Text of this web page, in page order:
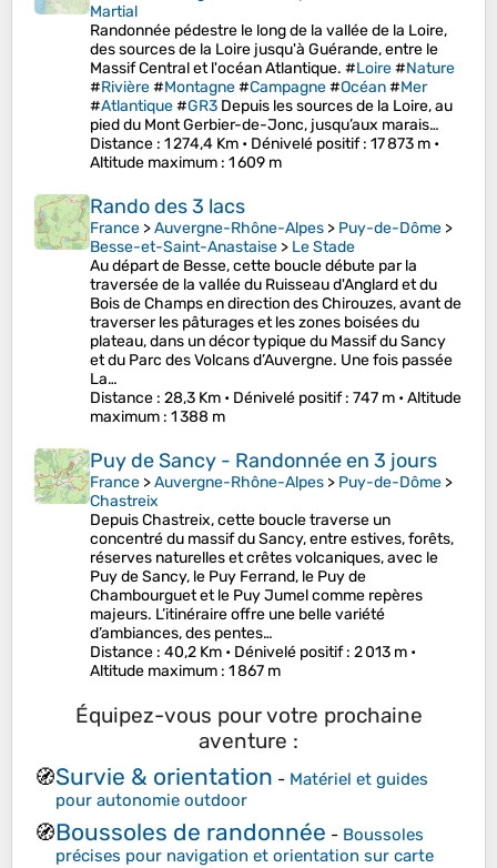
Martial
Randonnée pédestre le long de la vallée de la Loire,
des sources de la Loire jusqu'à Guérande, entre le
Massif Central et l'océan Atlantique. #Loire#Nature
#Rivière#Montagne#Campagne#Océan#Mer
#Atlantique#GR3 Depuis les sources de la Loire, au
pied du Mont Gerbier-de-Jonc, jusqu’aux marais…
Distance : 1 274,4 Km • Dénivelé positif: 17 873 m •
Altitude maximum : 1 609 m
Rando des 3 lacs
France >Auvergne-Rhône-Alpes > Puy-de-Dôme >
Besse-et-Saint-Anastaise > Le Stade
Au départ de Besse, cette boucle débute par la
traversée de la vallée du Ruisseau d'Anglard et du
Bois de Champs en direction des Chirouzes, avant de
traverser les pâturages et les zones boisées du
plateau, dans un décor typique du Massif du Sancy
et du Parc des Volcans d’Auvergne. Une fois passée
La…
Distance : 28,3 Km • Dénivelé positif: 747 m •Altitude
maximum : 1 388 m
Puy de Sancy - Randonnée en 3 jours
France >Auvergne-Rhône-Alpes > Puy-de-Dôme >
Chastreix
Depuis Chastreix, cette boucle traverse un
concentré du massif du Sancy, entre estives, forêts,
réserves naturelles et crêtes volcaniques, avec le
Puy de Sancy, le Puy Ferrand, le Puy de
Chambourguet et le Puy Jumel comme repères
majeurs. L’itinéraire offre une belle variété
d’ambiances, des pentes…
Distance : 40,2 Km • Dénivelé positif: 2 013 m •
Altitude maximum : 1 867 m
Équipez-vous pour votre prochaine
aventure :
🧭Survie & orientation - Matériel et guides
pour autonomie outdoor
🧭Boussoles de randonnée - Boussoles
précises pour navigation et orientation sur carte